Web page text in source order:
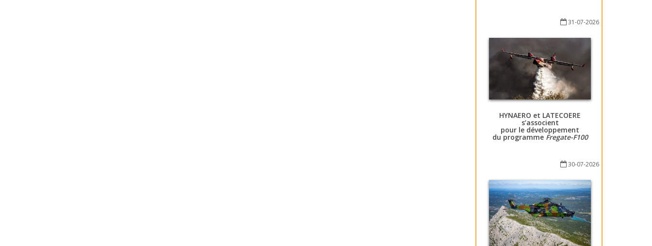
31-07-2026
HYNAERO et LATECOERE
s’associent
pour le développement
du programme Fregate-F100
30-07-2026